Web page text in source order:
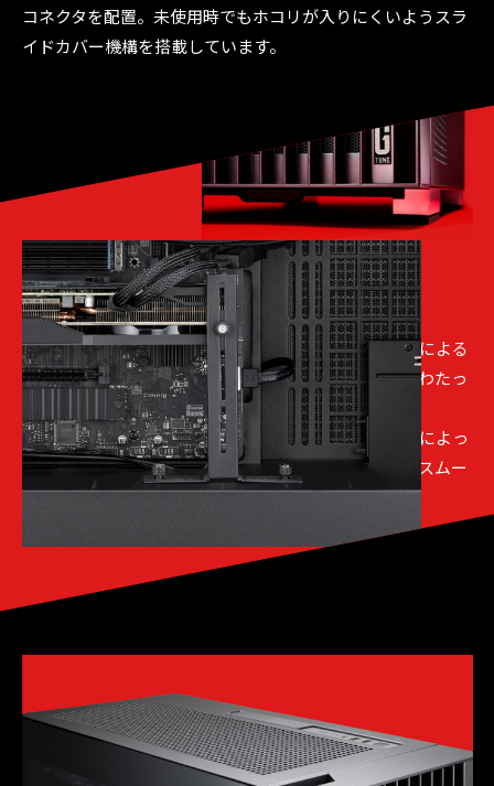
コネクタを配置。未使用時でもホコリが入りにくいようスラ
イドカバー機構を搭載しています。
[ 04 ]
安心設計で、快適な日々を
大型グラフィックスカードの自重による歪みや、経年による
ズレ、脱落を防止するサポートバーにより、長期間にわたっ
て安心の構造です。
また、滑りを防止するラバーを装着した大型スタンドによっ
て、本体底面のクリアランスを確保し、確実な設置とスムー
ズなエアフローをサポートします。